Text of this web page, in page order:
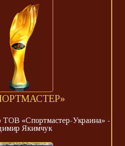
ТОВ «Спортмастер-Украина» -
Якимчук